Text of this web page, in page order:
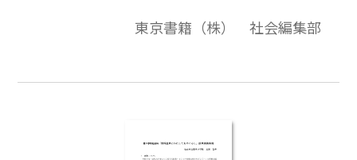
に対応。新聞社が読者や社会の求める情報
会に対して果たしている役割を理解する。
東京書籍（株） 社会編集部